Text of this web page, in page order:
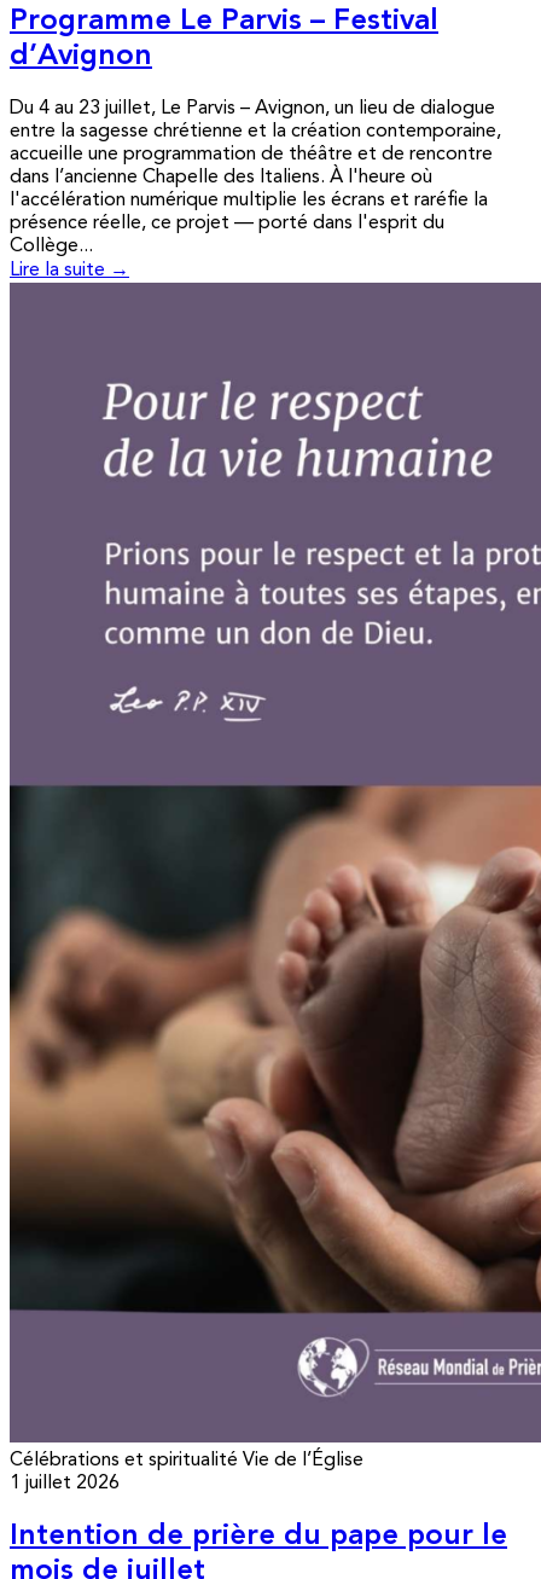
Programme Le Parvis – Festival
d’Avignon
Du 4 au 23 juillet, Le Parvis – Avignon, un lieu de dialogue
entre la sagesse chrétienne et la création contemporaine,
accueille une programmation de théâtre et de rencontre
dans l’ancienne Chapelle des Italiens. À l'heure où
l'accélération numérique multiplie les écrans et raréfie la
présence réelle, ce projet — porté dans l'esprit du
Collège...
Lire la suite →
Célébrations et spiritualité Vie de l’Église
1 juillet 2026
Intention de prière du pape pour le
mois de juillet